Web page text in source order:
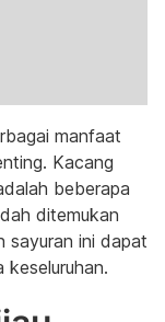
manfaat
Kacang
beberapa
ditemukan
sayuran ini dapat